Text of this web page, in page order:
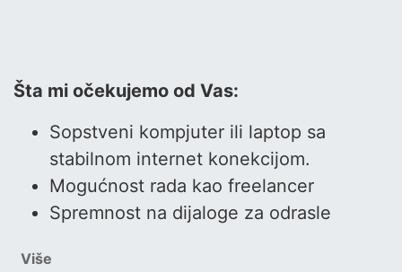
Šta mi očekujemo od Vas:
Sopstveni kompjuter ili laptop sa
stabilnom internet konekcijom.
Mogućnost rada kao freelancer
Spremnost na dijaloge za odrasle
Više